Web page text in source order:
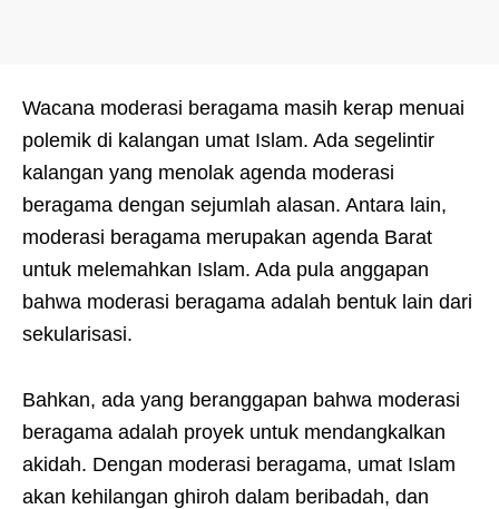
Wacana moderasi beragama masih kerap menuai
polemik di kalangan umat Islam. Ada segelintir
kalangan yang menolak agenda moderasi
beragama dengan sejumlah alasan. Antara lain,
moderasi beragama merupakan agenda Barat
untuk melemahkan Islam. Ada pula anggapan
bahwa moderasi beragama adalah bentuk lain dari
sekularisasi.
Bahkan, ada yang beranggapan bahwa moderasi
beragama adalah proyek untuk mendangkalkan
akidah. Dengan moderasi beragama, umat Islam
akan kehilangan ghiroh dalam beribadah, dan